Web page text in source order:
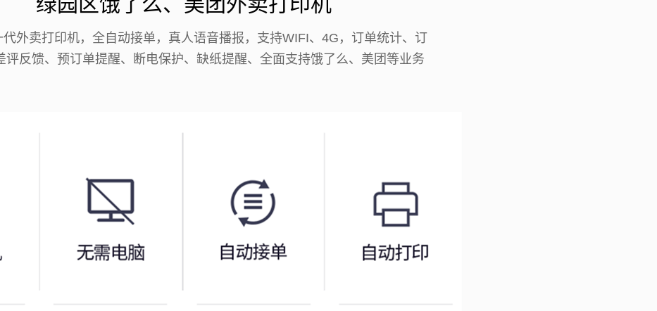
代外卖打印机，全自动接单，真人语音播报，支持WIFI、4G，订单统计、订
评反馈、预订单提醒、断电保护、缺纸提醒、全面支持饿了么、美团等业务